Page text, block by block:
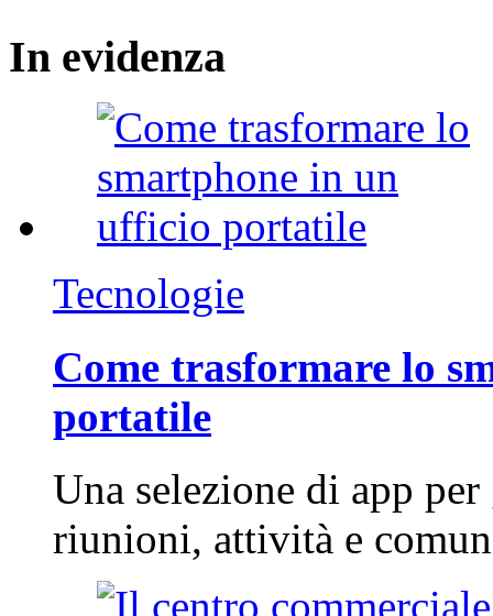
In evidenza
Tecnologie
Come trasformare lo
portatile
Una selezione di app
riunioni, attività e